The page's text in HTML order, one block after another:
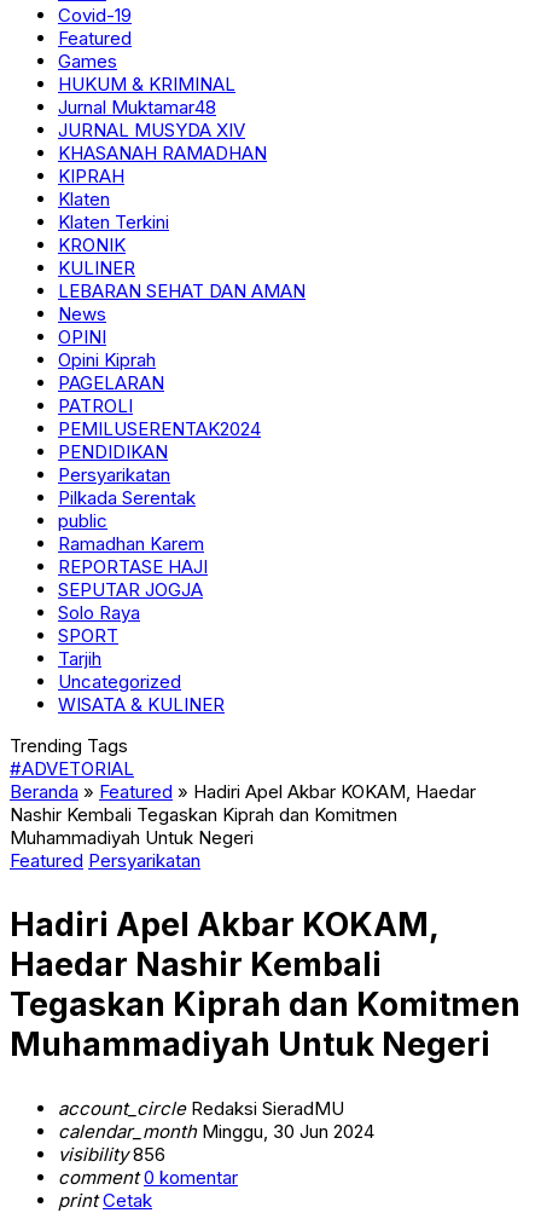
Covid-19
Featured
Games
HUKUM & KRIMINAL
Jurnal Muktamar48
JURNAL MUSYDA XIV
KHASANAH RAMADHAN
KIPRAH
Klaten
Klaten Terkini
KRONIK
KULINER
LEBARAN SEHAT DAN AMAN
News
OPINI
Opini Kiprah
PAGELARAN
PATROLI
PEMILUSERENTAK2024
PENDIDIKAN
Persyarikatan
Pilkada Serentak
public
Ramadhan Karem
REPORTASE HAJI
SEPUTAR JOGJA
Solo Raya
SPORT
Tarjih
Uncategorized
WISATA & KULINER
Trending Tags
#ADVETORIAL
Beranda » Featured » Hadiri Apel Akbar KOKAM, Haedar
Nashir Kembali Tegaskan Kiprah dan Komitmen
Muhammadiyah Untuk Negeri
Featured Persyarikatan
Hadiri Apel Akbar KOKAM,
Haedar Nashir Kembali
Tegaskan Kiprah dan Komitmen
Muhammadiyah Untuk Negeri
account_circleRedaksi SieradMU
calendar_monthMinggu, 30 Jun 2024
visibility856
comment 0 komentar
print Cetak